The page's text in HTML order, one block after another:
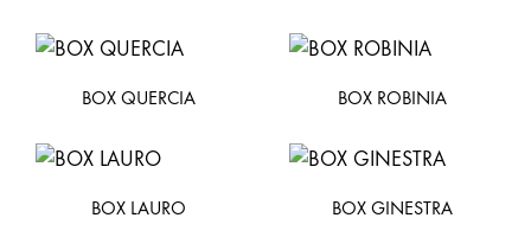
BOX QUERCIA BOX ROBINIA
BOX LAURO BOX GINESTRA